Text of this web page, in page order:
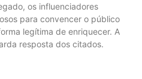
os influenciadores
para convencer o público
legítima de enriquecer. A
resposta dos citados.